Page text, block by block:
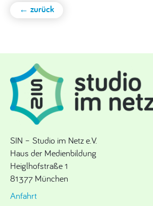
← zurück
SIN – Studio im Netz e.V.
Haus der Medienbildung
Heiglhofstraße 1
81377 München
Anfahrt